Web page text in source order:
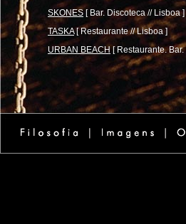
SKONES [ Bar. Discoteca // Lisboa ]
TASKA[ Restaurante // Lisboa ]
URBAN BEACH[ Restaurante. Bar.